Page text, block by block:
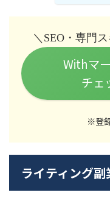
＼SEO・専門
Withマ
チェ
※登
ライティング